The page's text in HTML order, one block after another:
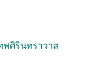
พศิรินทราวาส